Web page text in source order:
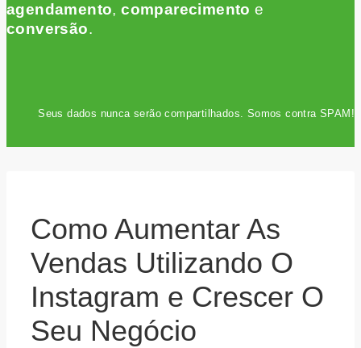
agendamento,comparecimento e
conversão.
Seus dados nunca serão compartilhados. Somos contra SPAM!
Como Aumentar As
Vendas Utilizando O
Instagram e Crescer O
Seu Negócio